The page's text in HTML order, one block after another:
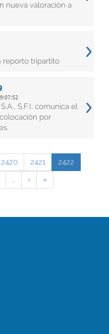
nueva valoración a
reporto tripartito
S.F.I. comunica el
por
2420 2421
2422
… › »